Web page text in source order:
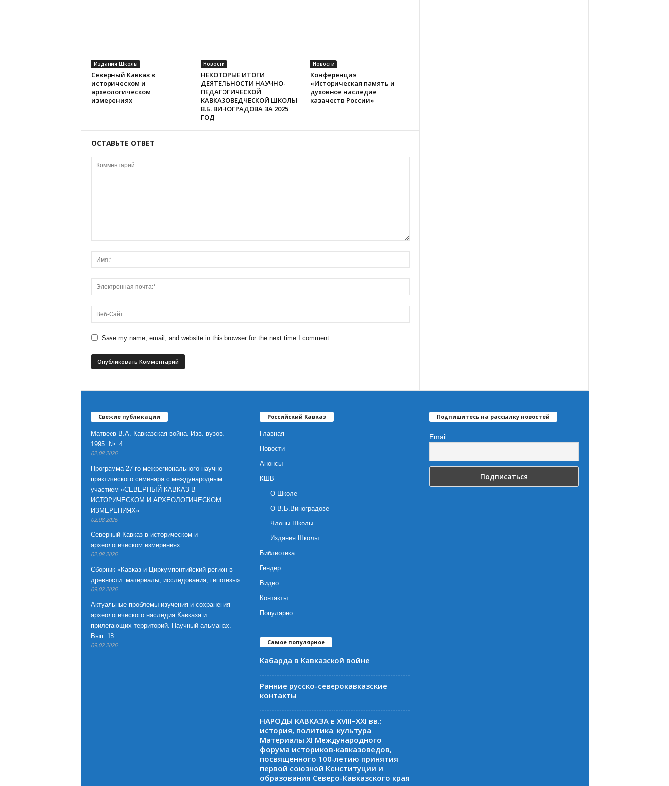
Издания Школы
Северный Кавказ в
историческом и
археологическом
измерениях
Новости
НЕКОТОРЫЕ ИТОГИ
ДЕЯТЕЛЬНОСТИ НАУЧНО-
ПЕДАГОГИЧЕСКОЙ
КАВКАЗОВЕДЧЕСКОЙ ШКОЛЫ
В.Б. ВИНОГРАДОВА ЗА 2025
ГОД
Новости
Конференция
«Историческая память и
духовное наследие
казачеств России»
ОСТАВЬТЕ ОТВЕТ
Save my name, email, and website in this browser for the next time I comment.
Свежие публикации
Матвеев В.А. Кавказская война. Изв. вузов.
1995. №. 4.
02.08.2026
Программа 27-го межрегионального научно-
практического семинара с международным
участием «СЕВЕРНЫЙ КАВКАЗ В
ИСТОРИЧЕСКОМ И АРХЕОЛОГИЧЕСКОМ
ИЗМЕРЕНИЯХ»
02.08.2026
Северный Кавказ в историческом и
археологическом измерениях
02.08.2026
Сборник «Кавказ и Циркумпонтийский регион в
древности: материалы, исследования, гипотезы»
09.02.2026
Актуальные проблемы изучения и сохранения
археологического наследия Кавказа и
прилегающих территорий. Научный альманах.
Вып. 18
09.02.2026
Российский Кавказ
Главная
Новости
Анонсы
КШВ
О Школе
О В.Б.Виноградове
Члены Школы
Издания Школы
Библиотека
Гендер
Видео
Контакты
Популярно
Самое популярное
Кабарда в Кавказской войне
Ранние русско-северокавказские
контакты
НАРОДЫ КАВКАЗА в XVIII–XXI вв.:
история, политика, культура
Материалы XI Международного
форума историков-кавказоведов,
посвященного 100-летию принятия
первой союзной Конституции и
образования Северо-Кавказского края
Подпишитесь на рассылку новостей
Email